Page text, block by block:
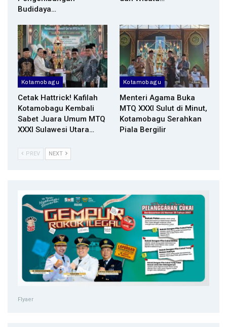
Budidaya…
Kotamobagu
Cetak Hattrick! Kafilah
Kotamobagu Kembali
Sabet Juara Umum MTQ
XXXI Sulawesi Utara…
Kotamobagu
Menteri Agama Buka
MTQ XXXI Sulut di Minut,
Kotamobagu Serahkan
Piala Bergilir
PREV NEXT
Flyaer